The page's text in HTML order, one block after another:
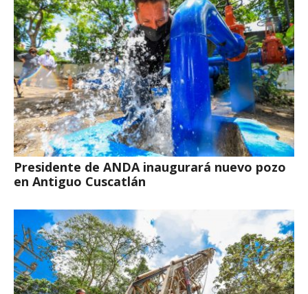
Presidente de ANDA inaugurará nuevo pozo
en Antiguo Cuscatlán